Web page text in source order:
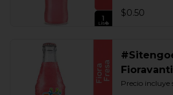
$0.50
Precio incluye